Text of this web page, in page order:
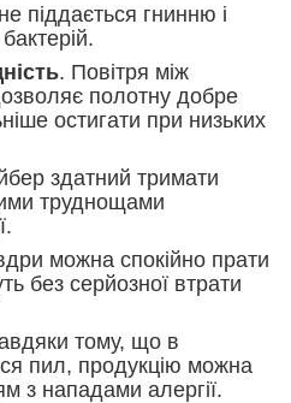
піддається гнинню і
. Повітря між
полотну добре
остигати при низьких
здатний тримати
труднощами
можна спокійно прати
без серйозної втрати
тому, що в
пил, продукцію можна
з нападами алергії.